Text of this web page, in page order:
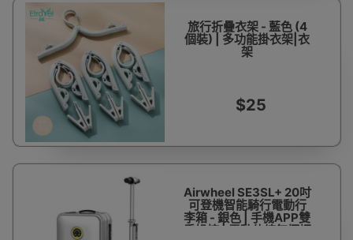
旅行折疊衣架 - 藍色 (4
個裝) | 多功能掛衣架|衣
架
$25
Airwheel SE3SL+ 20吋
可登機智能騎行電動行
李箱 - 銀色 | 手機APP雙
重操控 | 電動伸縮無極調